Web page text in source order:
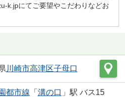
k.jpにてご要望やこだわりなどお
川崎市高津区子母口
都市線 「 溝の口 」駅 バス15